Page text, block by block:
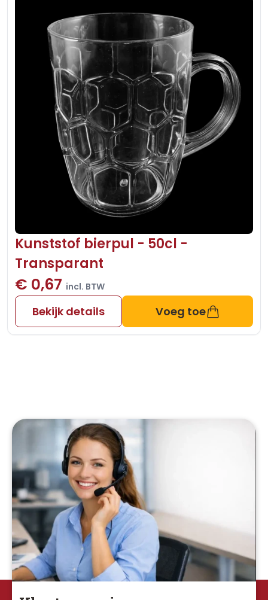
Kunststof bierpul - 50cl -
Transparant
€ 0,67 incl. BTW
Bekijk details Voeg toe